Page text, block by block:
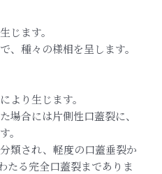
じます。
、種々の様相を呈します。
より生じます。
場合には片側性口蓋裂に、
。
類され、軽度の口蓋垂裂か
たる完全口蓋裂までありま